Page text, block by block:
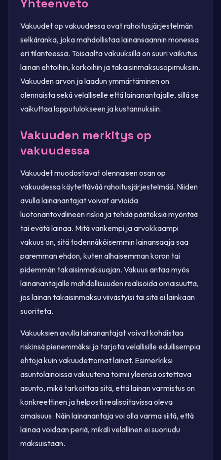
Yhteenveto
Vakuudet op vakuudessa ovat rahoitusjärjestelmän
selkäranka, joka mahdollistaa lainansaannin monessa
eri tilanteessa. Toisaalta vakuuksilla on suuri vaikutus
lainan ehtoihin, korkoihin ja takaisinmaksusopimuksiin.
Vakuuden arvon ja laadun ymmärtäminen on
olennaista sekä velalliselle että lainanantajalle, sillä se
vaikuttaa lopputulokseen ja kustannuksiin.
Vakuuden merkitys op
vakuudessa
Vakuudet muodostavat olennaisen osan op
vakuudessa käytettävää rahoitusjärjestelmää. Niiden
avulla lainanantajat voivat arvioida
luotonantovälineen riskiä ja tehdä päätöksiä myöntää
tai evätä lainaa. Mitä vankempi ja arvokkaampi
vakuus on, sitä todennäköisemmin lainansaaja saa
paremman ehdon, kuten alhaisemman koron tai
pidemmän takaisinmaksuajan. Vakuus antaa myös
lainanantajalle mahdollisuuden realisoida omaisuutta,
jos lainan takaisinmaksu viivästyisi tai sitä ei lainkaan
suoriteta.
Vakuuksien avulla lainanantajat voivat kohdistaa
riskinsä pienemmäksi ja tarjota velallisille edullisempia
ehtoja kuin vakuudettomat lainat. Esimerkiksi
asuntolainoissa vakuutena toimii yleensä ostettava
asunto, mikä tarkoittaa sitä, että lainan varmistus on
konkreettinen ja helposti realisoitavissa oleva
omaisuus. Näin lainanantaja voi olla varma siitä, että
lainaa voidaan periä, mikäli velallinen ei suoriudu
maksuistaan.